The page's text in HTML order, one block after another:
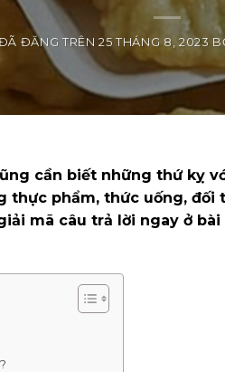
ĐĂNG TRÊN25 THÁNG 8, 2023
cần biết những thứ kỵ
thực phẩm, thức uống, đối
mã câu trả lời ngay ở